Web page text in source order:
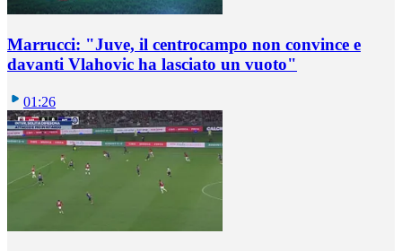
Marrucci: "Juve, il centrocampo non convince e
davanti Vlahovic ha lasciato un vuoto"
01:26